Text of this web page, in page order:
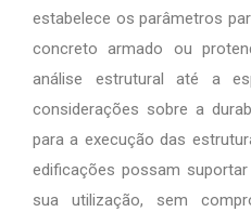
estabelece os parâmetros
concreto armado ou
análise estrutural até a
considerações sobre a
para a execução das
edificações possam
sua utilização, sem